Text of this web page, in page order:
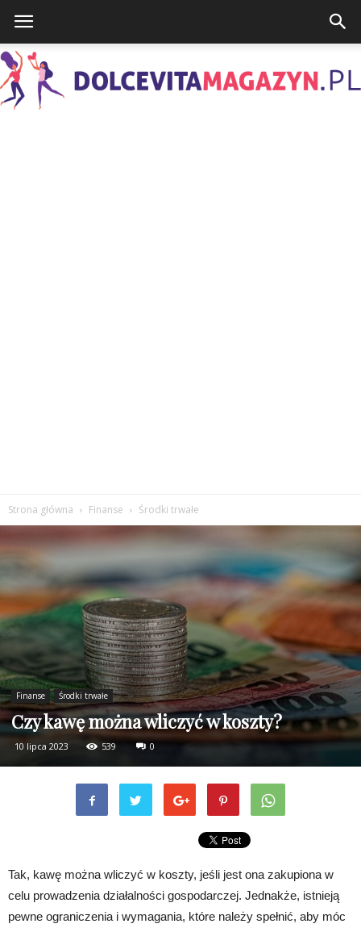
Strona główna Finanse Środki trwałe
Finanse Środki trwałe
Czy kawę można wliczyć w koszty?
10 lipca 2023 539 0
Tak, kawę można wliczyć w koszty, jeśli jest ona zakupiona w
celu prowadzenia działalności gospodarczej. Jednakże, istnieją
pewne ograniczenia i wymagania, które należy spełnić, aby móc